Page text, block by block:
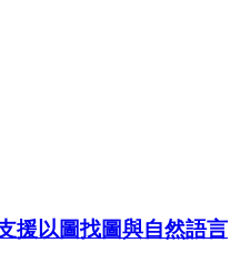
援以圖找圖與自然語言